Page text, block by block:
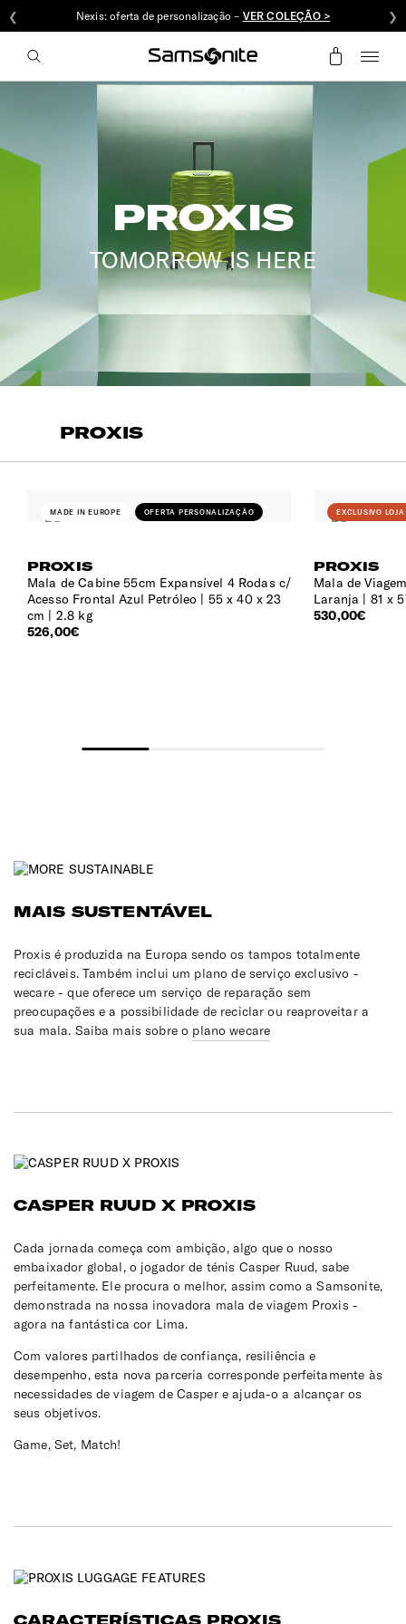
Nexis: oferta de personalização – VER COLEÇÃO >
❮ ❯
PROXIS
TOMORROW IS HERE
PROXIS
MADE IN EUROPE OFERTA PERSONALIZAÇÃO
PROXIS
Mala de Cabine 55cm Expansível 4 Rodas c/
Acesso Frontal Azul Petróleo
55 x 40 x 23
cm | 2.8 kg
526,00€
EXCLUSIVO
PROXIS
Mala de
Laranja
81 x
530,00€
MAIS SUSTENTÁVEL
Proxis é produzida na Europa sendo os tampos totalmente
recicláveis. Também inclui um plano de serviço exclusivo -
wecare - que oferece um serviço de reparação sem
preocupações e a possibilidade de reciclar ou reaproveitar a
sua mala. Saiba mais sobre o plano wecare
CASPER RUUD X PROXIS
Cada jornada começa com ambição, algo que o nosso
embaixador global, o jogador de ténis Casper Ruud, sabe
perfeitamente. Ele procura o melhor, assim como a Samsonite,
demonstrada na nossa inovadora mala de viagem Proxis -
agora na fantástica cor Lima.
Com valores partilhados de confiança, resiliência e
desempenho, esta nova parceria corresponde perfeitamente às
necessidades de viagem de Casper e ajuda-o a alcançar os
seus objetivos.
Game, Set, Match!
CARACTERÍSTICAS PROXIS